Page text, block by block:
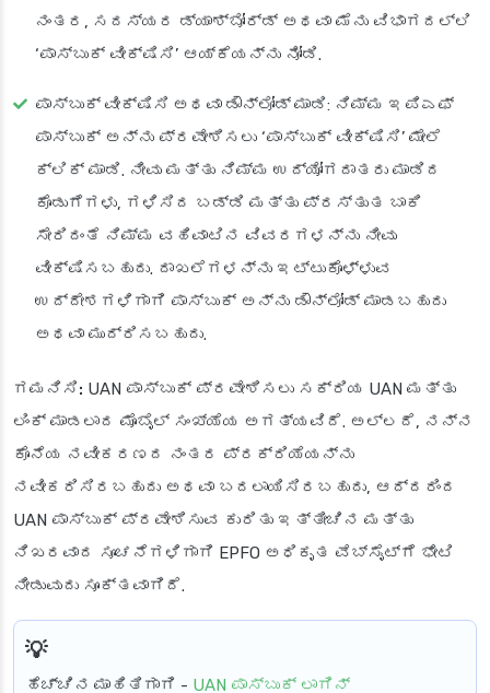
ನಂತರ, ಸದಸ್ಯರ ಡ್ಯಾಶ್‌ಬೋರ್ಡ್ ಅಥವಾ ಮೆನು ವಿಭಾಗದಲ್ಲಿ
‘ಪಾಸ್‌ಬುಕ್ ವೀಕ್ಷಿಸಿ’ ಆಯ್ಕೆಯನ್ನು ನೋಡಿ.
ಪಾಸ್‌ಬುಕ್ ವೀಕ್ಷಿಸಿ ಅಥವಾ ಡೌನ್‌ಲೋಡ್ ಮಾಡಿ: ನಿಮ್ಮ ಇಪಿಎಫ್
ಪಾಸ್‌ಬುಕ್ ಅನ್ನು ಪ್ರವೇಶಿಸಲು ‘ಪಾಸ್‌ಬುಕ್ ವೀಕ್ಷಿಸಿ’ ಮೇಲೆ
ಕ್ಲಿಕ್ ಮಾಡಿ. ನೀವು ಮತ್ತು ನಿಮ್ಮ ಉದ್ಯೋಗದಾತರು ಮಾಡಿದ
ಕೊಡುಗೆಗಳು, ಗಳಿಸಿದ ಬಡ್ಡಿ ಮತ್ತು ಪ್ರಸ್ತುತ ಬಾಕಿ
ಸೇರಿದಂತೆ ನಿಮ್ಮ ವಹಿವಾಟಿನ ವಿವರಗಳನ್ನು ನೀವು
ವೀಕ್ಷಿಸಬಹುದು. ದಾಖಲೆಗಳನ್ನು ಇಟ್ಟುಕೊಳ್ಳುವ
ಉದ್ದೇಶಗಳಿಗಾಗಿ ಪಾಸ್‌ಬುಕ್ ಅನ್ನು ಡೌನ್‌ಲೋಡ್ ಮಾಡಬಹುದು
ಅಥವಾ ಮುದ್ರಿಸಬಹುದು.
ಗಮನಿಸಿ: UAN ಪಾಸ್‌ಬುಕ್ ಪ್ರವೇಶಿಸಲು ಸಕ್ರಿಯ UAN ಮತ್ತು
ಲಿಂಕ್ ಮಾಡಲಾದ ಮೊಬೈಲ್ ಸಂಖ್ಯೆಯ ಅಗತ್ಯವಿದೆ. ಅಲ್ಲದೆ, ನನ್ನ
ಕೊನೆಯ ನವೀಕರಣದ ನಂತರ ಪ್ರಕ್ರಿಯೆಯನ್ನು
ನವೀಕರಿಸಿರಬಹುದು ಅಥವಾ ಬದಲಾಯಿಸಿರಬಹುದು, ಆದ್ದರಿಂದ
UAN ಪಾಸ್‌ಬುಕ್ ಪ್ರವೇಶಿಸುವ ಕುರಿತು ಇತ್ತೀಚಿನ ಮತ್ತು
ನಿಖರವಾದ ಸೂಚನೆಗಳಿಗಾಗಿ EPFO ಅಧಿಕೃತ ವೆಬ್‌ಸೈಟ್‌ಗೆ ಭೇಟಿ
ನೀಡುವುದು ಸೂಕ್ತವಾಗಿದೆ.
ಹೆಚ್ಚಿನ ಮಾಹಿತಿಗಾಗಿ - UAN ಪಾಸ್‌ಬುಕ್ ಲಾಗಿನ್